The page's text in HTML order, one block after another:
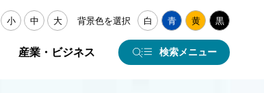
小 中 大 背景色を選択 白 青 黄 黒
産業・ビジネス 検索メニュー